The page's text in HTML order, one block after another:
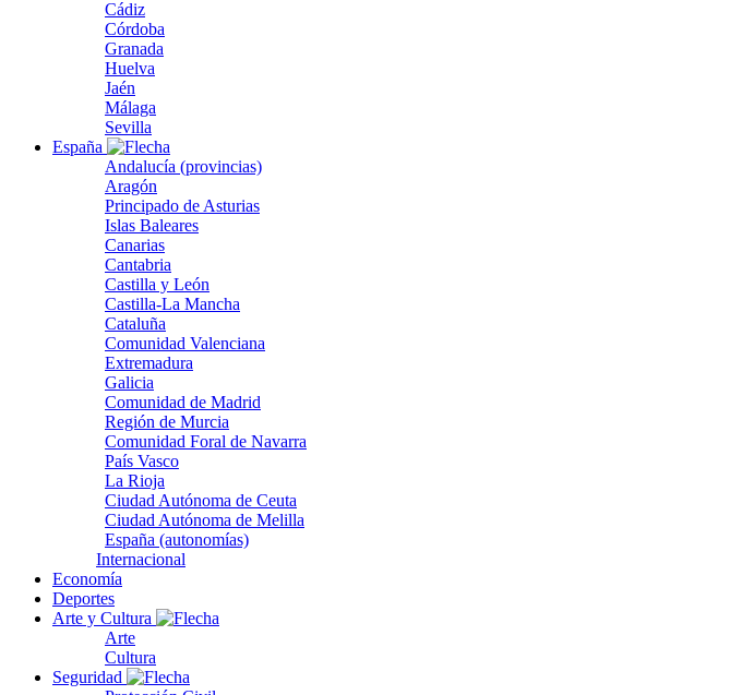
Cádiz
Córdoba
Granada
Huelva
Jaén
Málaga
Sevilla
España
Andalucía (provincias)
Aragón
Principado de Asturias
Islas Baleares
Canarias
Cantabria
Castilla y León
Castilla-La Mancha
Cataluña
Comunidad Valenciana
Extremadura
Galicia
Comunidad de Madrid
Región de Murcia
Comunidad Foral de Navarra
País Vasco
La Rioja
Ciudad Autónoma de Ceuta
Ciudad Autónoma de Melilla
España (autonomías)
Internacional
Economía
Deportes
Arte y Cultura
Arte
Cultura
Seguridad